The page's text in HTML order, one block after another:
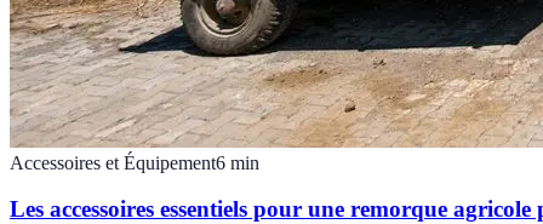
Accessoires et Équipement6 min
Les accessoires essentiels pour une remorque